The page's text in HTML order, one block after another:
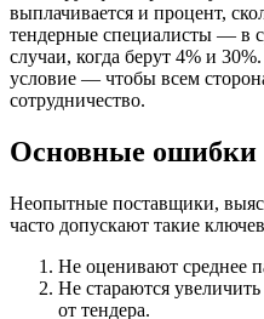
выплачивается и процент,
тендерные специалисты — в
случаи, когда берут 4% и
условие — чтобы всем
сотрудничество.
Основные ошибки
Неопытные поставщики,
часто допускают такие
Не оценивают среднее
Не стараются
от тендера.